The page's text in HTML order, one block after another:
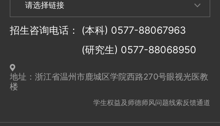
招生咨询电话： (本科) 0577-88067963
(研究生) 0577-88068950
地址：浙江省温州市鹿城区学院西路270号眼视光医教
楼
学生权益及师德师风问题线索反馈通道